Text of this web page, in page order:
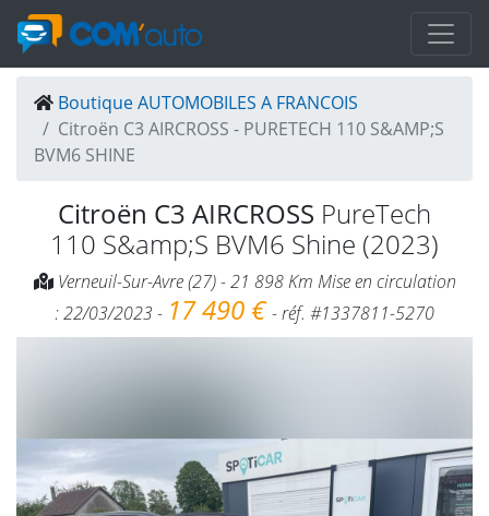
Boutique AUTOMOBILES A FRANCOIS
Citroën C3 AIRCROSS - PURETECH 110 S&AMP;S
BVM6 SHINE
Citroën C3 AIRCROSS PureTech
110 S&amp;S BVM6 Shine (2023)
Verneuil-Sur-Avre (27) - 21 898 Km Mise en circulation
: 22/03/2023 - 17 490 €- réf. #1337811-5270